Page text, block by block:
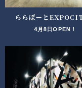
ららぽーと
4月8日OPEN！